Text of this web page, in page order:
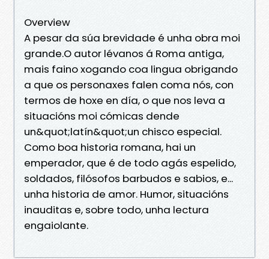
Overview
A pesar da súa brevidade é unha obra moi
grande.O autor lévanos á Roma antiga,
mais faino xogando coa lingua obrigando
a que os personaxes falen coma nós, con
termos de hoxe en día, o que nos leva a
situacións moi cómicas dende
un&quot;latín&quot;un chisco especial.
Como boa historia romana, hai un
emperador, que é de todo agás espelido,
soldados, filósofos barbudos e sabios, e...
unha historia de amor. Humor, situacións
inauditas e, sobre todo, unha lectura
engaiolante.